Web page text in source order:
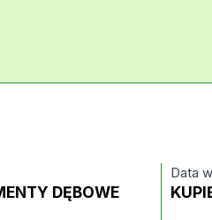
DĘBOWE
Data